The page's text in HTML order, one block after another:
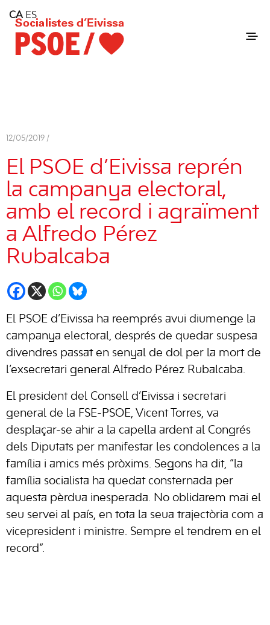
Consell Insular d'Eivissa
Services
Contact
12/05/2019 /
El PSOE d’Eivissa reprén
la campanya electoral,
amb el record i agraïment
a Alfredo Pérez
Rubalcaba
El PSOE d’Eivissa ha reemprés avui diumenge la
campanya electoral, després de quedar suspesa
divendres passat en senyal de dol per la mort de
l’exsecretari general Alfredo Pérez Rubalcaba.
El president del Consell d’Eivissa i secretari
general de la FSE-PSOE, Vicent Torres, va
desplaçar-se ahir a la capella ardent al Congrés
dels Diputats per manifestar les condolences a la
família i amics més pròxims. Segons ha dit, “la
família socialista ha quedat consternada per
aquesta pèrdua inesperada. No oblidarem mai el
seu servei al país, en tota la seua trajectòria com a
vicepresident i ministre. Sempre el tendrem en el
record”.
CA ES